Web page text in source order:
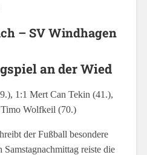
– SV Windhagen
an der Wied
1:1 Mert Can Tekin (41.),
Wolfkeil (70.)
der Fußball besondere
reiste die